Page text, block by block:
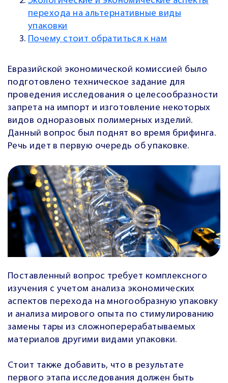
перехода на альтернативные виды
упаковки
Почему стоит обратиться к нам
Евразийской экономической комиссией было
подготовлено техническое задание для
проведения исследования о целесообразности
запрета на импорт и изготовление некоторых
видов одноразовых полимерных изделий.
Данный вопрос был поднят во время брифинга.
Речь идет в первую очередь об упаковке.
Поставленный вопрос требует комплексного
изучения с учетом анализа экономических
аспектов перехода на многообразную упаковку
и анализа мирового опыта по стимулированию
замены тары из сложноперерабатываемых
материалов другими видами упаковки.
Стоит также добавить, что в результате
первого этапа исследования должен быть